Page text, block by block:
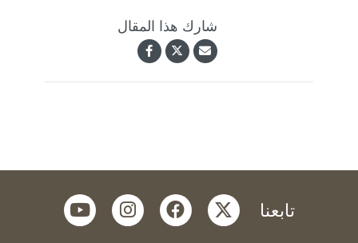
شارك هذا المقال
تابعنا twitter
facebook
instagram
youtube